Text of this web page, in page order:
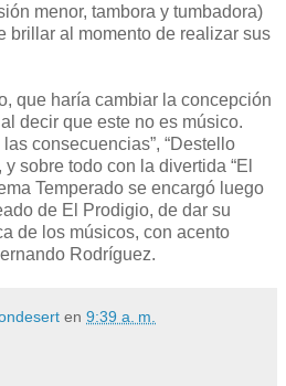
menor, tambora y tumbadora)
brillar al momento de realizar sus
que haría cambiar la concepción
decir que este no es músico.
consecuencias”, “Destello
y sobre todo con la divertida “El
Temperado se encargó luego
de El Prodigio, de dar su
de los músicos, con acento
Rodríguez.
en 9:39 a. m.